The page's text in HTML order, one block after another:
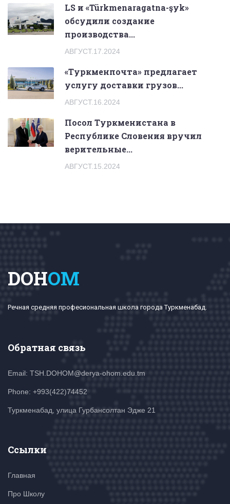
LS и «Türkmenaragatna-şyk»
обсудили создание
производства...
АВГУСТ.17.2024
«Туркменпочта» предлагает
услугу доставки грузов...
АВГУСТ.16.2024
Посол Туркменистана в
Республике Словения вручил
верительные...
АВГУСТ.15.2024
DOHOM
Речная средняя професиональная школа города Туркменабад.
Обратная связь
Email: TSH.DOHOM@derya-ohom.edu.tm
Phone: +993(422)74452
Туркменабад, улица Гурбансолтан Эдже 21
Ссылки
Главная
Про Школу